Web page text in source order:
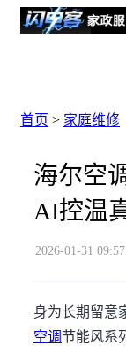
首页 > 家庭维修
海尔空
AI控温
2026-01-31 09:57
身为长期留意
空调节能风系